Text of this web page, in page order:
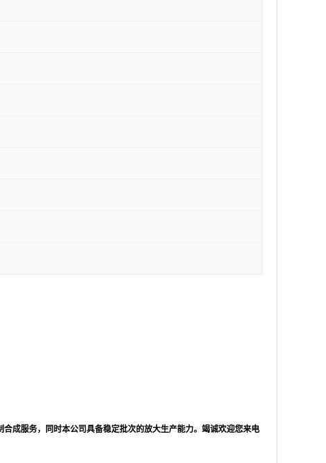
成服务，同时本公司具备稳定批次的放大生产能力。竭诚欢迎您来电